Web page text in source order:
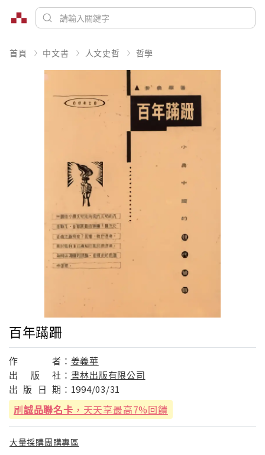
首頁 中文書 人文史哲 哲學
百年蹣跚
作 者： 姜義華
出
版 社： 書林出版有限公司
出 版 日 期： 1994/03/31
刷誠品聯名卡 ，天天享最高7%回饋
大量採購團購專區